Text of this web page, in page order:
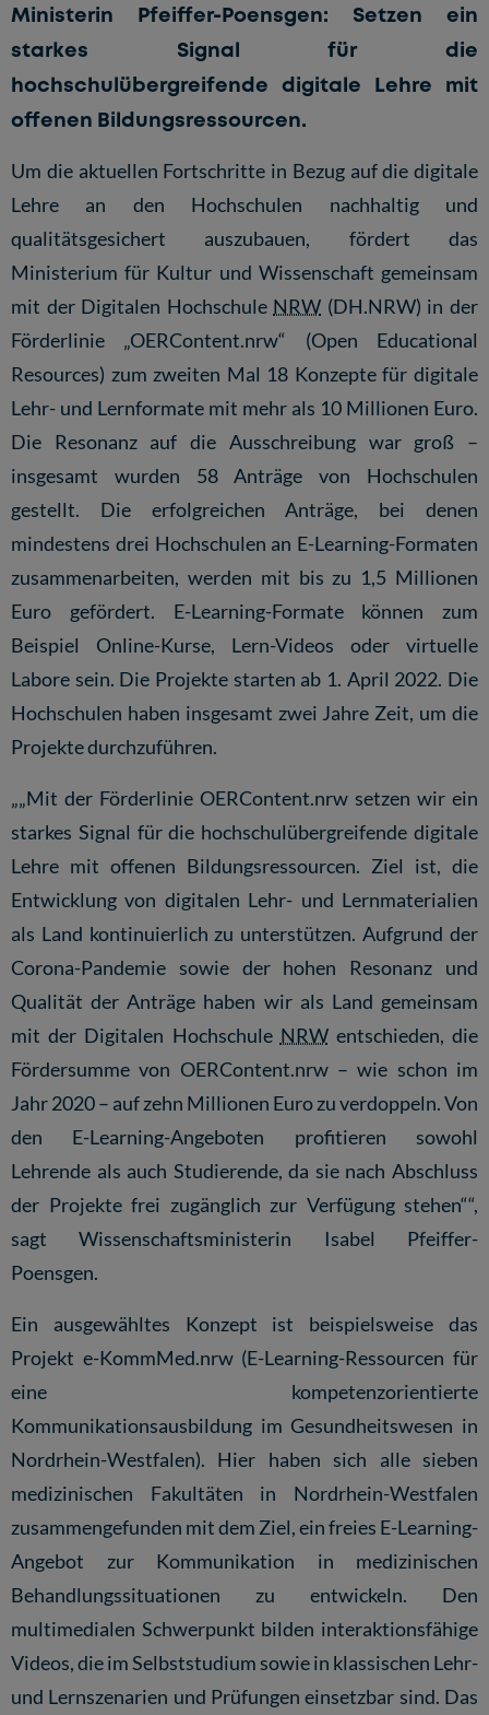
Ministerin Pfeiffer-Poensgen: Setzen ein
starkes Signal für die
hochschulübergreifende digitale Lehre mit
offenen Bildungsressourcen.
Um die aktuellen Fortschritte in Bezug auf die digitale
Lehre an den Hochschulen nachhaltig und
qualitätsgesichert auszubauen, fördert das
Ministerium für Kultur und Wissenschaft gemeinsam
mit der Digitalen Hochschule NRW (DH.NRW) in der
Förderlinie „OERContent.nrw“ (Open Educational
Resources) zum zweiten Mal 18 Konzepte für digitale
Lehr- und Lernformate mit mehr als 10 Millionen Euro.
Die Resonanz auf die Ausschreibung war groß –
insgesamt wurden 58 Anträge von Hochschulen
gestellt. Die erfolgreichen Anträge, bei denen
mindestens drei Hochschulen an E-Learning-Formaten
zusammenarbeiten, werden mit bis zu 1,5 Millionen
Euro gefördert. E-Learning-Formate können zum
Beispiel Online-Kurse, Lern-Videos oder virtuelle
Labore sein. Die Projekte starten ab 1. April 2022. Die
Hochschulen haben insgesamt zwei Jahre Zeit, um die
Projekte durchzuführen.
„Mit der Förderlinie OERContent.nrw setzen wir ein
starkes Signal für die hochschulübergreifende digitale
Lehre mit offenen Bildungsressourcen. Ziel ist, die
Entwicklung von digitalen Lehr- und Lernmaterialien
als Land kontinuierlich zu unterstützen. Aufgrund der
Corona-Pandemie sowie der hohen Resonanz und
Qualität der Anträge haben wir als Land gemeinsam
mit der Digitalen Hochschule NRWentschieden, die
Fördersumme von OERContent.nrw – wie schon im
Jahr 2020 – auf zehn Millionen Euro zu verdoppeln. Von
den E-Learning-Angeboten profitieren sowohl
Lehrende als auch Studierende, da sie nach Abschluss
der Projekte frei zugänglich zur Verfügung stehen“ ,
sagt Wissenschaftsministerin Isabel Pfeiffer-
Poensgen.
Ein ausgewähltes Konzept ist beispielsweise das
Projekt e-KommMed.nrw (E-Learning-Ressourcen für
eine kompetenzorientierte
Kommunikationsausbildung im Gesundheitswesen in
Nordrhein-Westfalen). Hier haben sich alle sieben
medizinischen Fakultäten in Nordrhein-Westfalen
zusammengefunden mit dem Ziel, ein freies E-Learning-
Angebot zur Kommunikation in medizinischen
Behandlungssituationen zu entwickeln. Den
multimedialen Schwerpunkt bilden interaktionsfähige
Videos, die im Selbststudium sowie in klassischen Lehr-
und Lernszenarien und Prüfungen einsetzbar sind. Das